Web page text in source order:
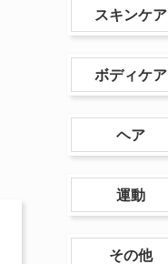
スキンケア
ボディケア
ヘア
運動
その他